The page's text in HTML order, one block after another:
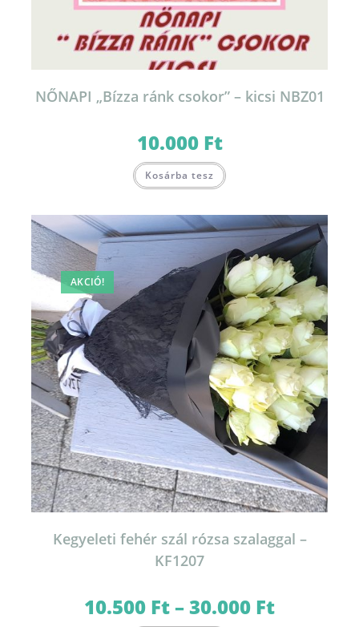
NŐNAPI „Bízza ránk csokor” – kicsi NBZ01
10.000 Ft
Kosárba tesz
AKCIÓ!
Kegyeleti fehér szál rózsa szalaggal –
KF1207
10.500 Ft–30.000 Ft10.500 Ft